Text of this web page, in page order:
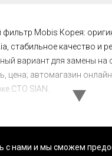
Замена
с нами и мы сможем
Mobis Корея:
стабильное качество и
вариант для замены на
цена; автомагазин
СТО SIAN.